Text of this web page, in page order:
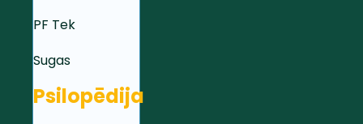
PF Tek
Sugas
Psilopēdija